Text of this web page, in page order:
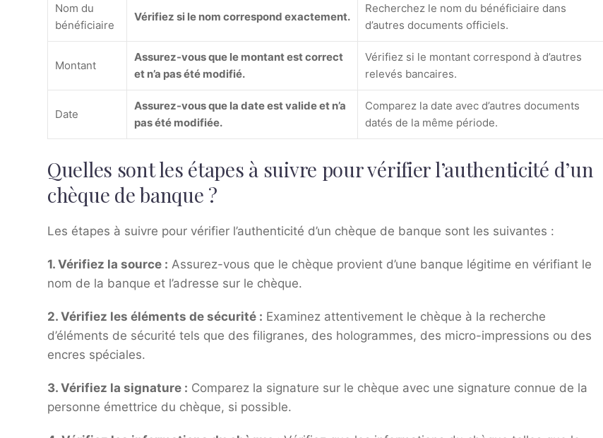
Nom du
bénéficiaire
Vérifiez si le nom correspond exactement.
Recherchez le nom du bénéficiaire dans
d’autres documents officiels.
Montant
Assurez-vous que le montant est correct
et n’a pas été modifié.
Vérifiez si le montant correspond à d’autres
relevés bancaires.
Date
Assurez-vous que la date est valide et n’a
pas été modifiée.
Comparez la date avec d’autres documents
datés de la même période.
Quelles sont les étapes à suivre pour vérifier l’authenticité d’un
chèque de banque ?
Les étapes à suivre pour vérifier l’authenticité d’un chèque de banque sont les suivantes :
1. Vérifiez la source : Assurez-vous que le chèque provient d’une banque légitime en vérifiant le
nom de la banque et l’adresse sur le chèque.
2. Vérifiez les éléments de sécurité : Examinez attentivement le chèque à la recherche
d’éléments de sécurité tels que des filigranes, des hologrammes, des micro-impressions ou des
encres spéciales.
3. Vérifiez la signature : Comparez la signature sur le chèque avec une signature connue de la
personne émettrice du chèque, si possible.